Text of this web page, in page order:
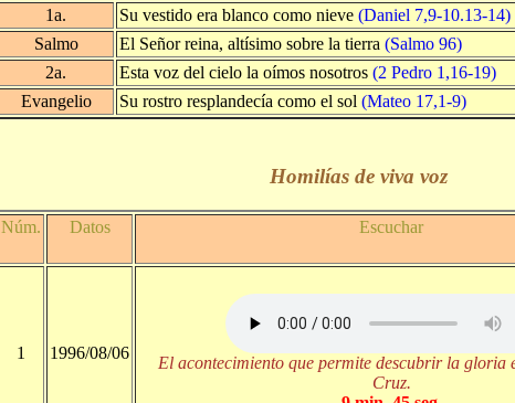
1a. Su vestido era blanco como nieve (Daniel 7,9-10.13-14)
Salmo
El Señor reina, altísimo sobre la tierra (Salmo 96)
2a.
Esta voz del cielo la oímos nosotros (2 Pedro 1,16-19)
Evangelio
Su rostro resplandecía como el sol (Mateo 17,1-9)
Homilías de viva voz
Núm. Datos Escuchar
1 1996/08/06
El acontecimiento que permite descubrir la gloria
Cruz.